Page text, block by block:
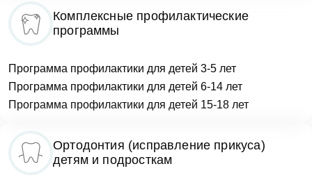
Комплексные профилактические
программы
Программа профилактики для детей 3-5 лет
Программа профилактики для детей 6-14 лет
Программа профилактики для детей 15-18 лет
Ортодонтия (исправление прикуса)
детям и подросткам